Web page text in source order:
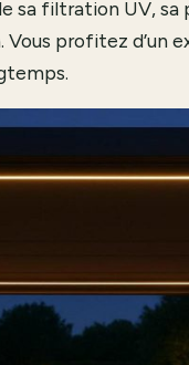
sa filtration UV,
Vous profitez d’un